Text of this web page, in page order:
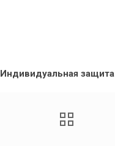
Индивидуальная защита